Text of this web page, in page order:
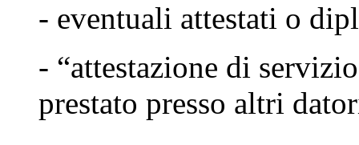
- eventuali attestati o
- “attestazione di
prestato presso altri